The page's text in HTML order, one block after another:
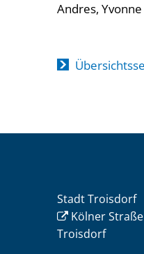
Andres, Yvonne
Stadt Troisdorf
Kölner
Troisdorf